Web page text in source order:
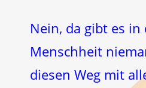
Nein, da gibt es
Menschheit
diesen Weg mit